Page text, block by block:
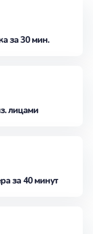
записаться на
за 30 мин.
лицами
за 40 минут